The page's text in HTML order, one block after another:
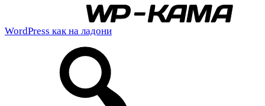
WordPress как на ладони